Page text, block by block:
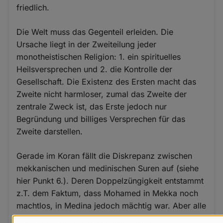
friedlich.
Die Welt muss das Gegenteil erleiden. Die
Ursache liegt in der Zweiteilung jeder
monotheistischen Religion: 1. ein spirituelles
Heilsversprechen und 2. die Kontrolle der
Gesellschaft. Die Existenz des Ersten macht das
Zweite nicht harmloser, zumal das Zweite der
zentrale Zweck ist, das Erste jedoch nur
Begründung und billiges Versprechen für das
Zweite darstellen.
Gerade im Koran fällt die Diskrepanz zwischen
mekkanischen und medinischen Suren auf (siehe
hier Punkt 6.). Deren Doppelzüngigkeit entstammt
z.T. dem Faktum, dass Mohamed in Mekka noch
machtlos, in Medina jedoch mächtig war. Aber alle
Suren verblieben im Koran, weil sich damit